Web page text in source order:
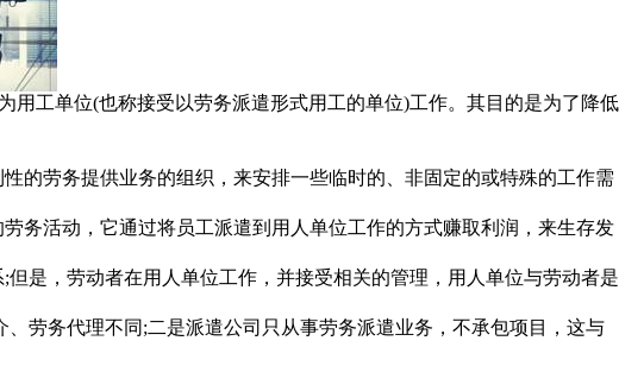
工单位(也称接受以劳务派遣形式用工的单位)工作。其目的是为了降低
的劳务提供业务的组织，来安排一些临时的、非固定的或特殊的工作需
务活动，它通过将员工派遣到用人单位工作的方式赚取利润，来生存发
是，劳动者在用人单位工作，并接受相关的管理，用人单位与劳动者是
劳务代理不同;二是派遣公司只从事劳务派遣业务，不承包项目，这与